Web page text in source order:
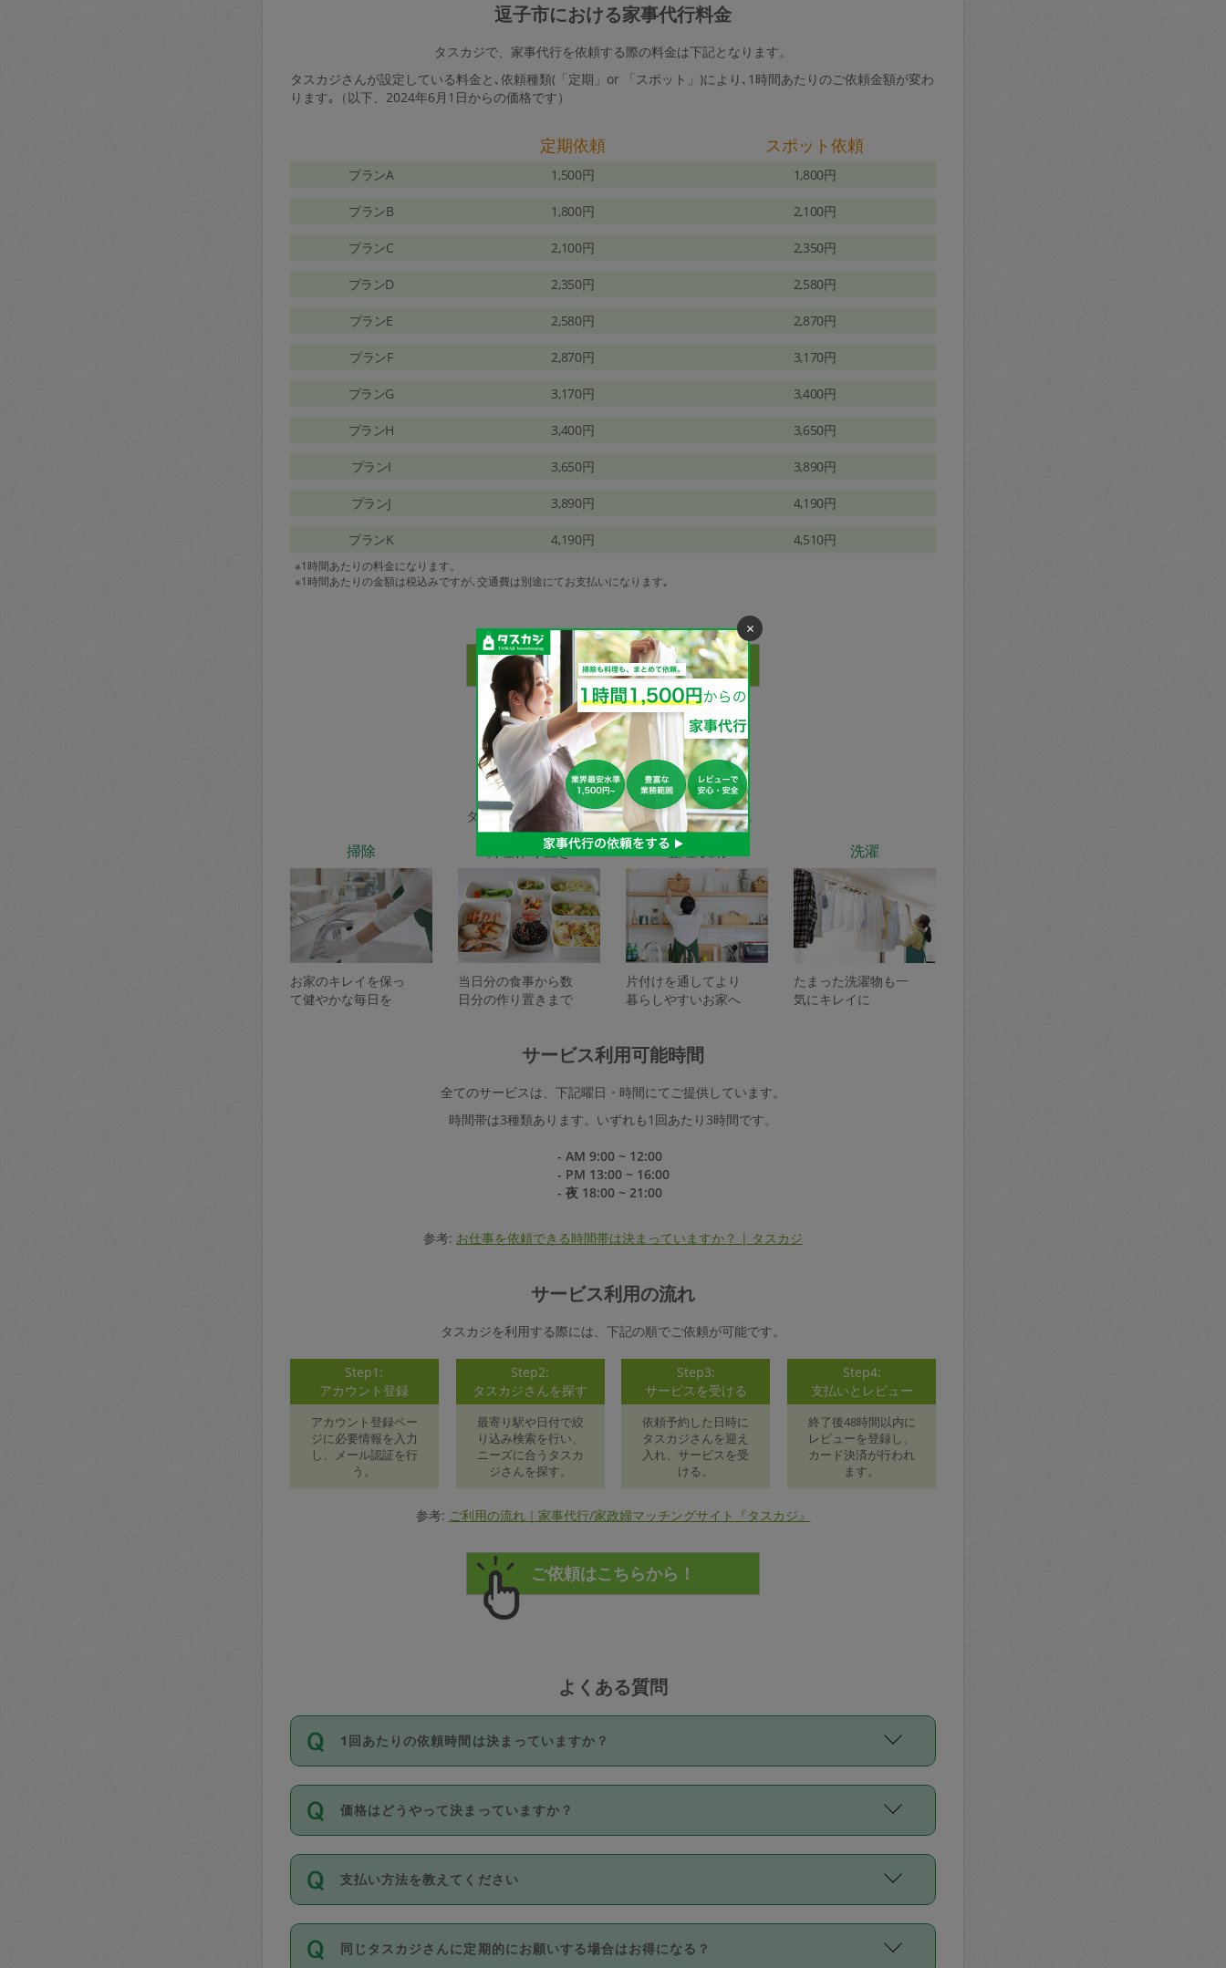
逗子市における家事代行料金
タスカジで、家事代行を依頼する際の料金は下記となります。
タスカジさんが設定している料金と､依頼種類(「定期」or 「スポット」)により､1時間あたりのご依頼金額が変わ
ります｡（以下、2024年6月1日からの価格です）
定期依頼 スポット依頼
プランA 1,500円 1,800円
プランB 1,800円 2,100円
プランC 2,100円 2,350円
プランD 2,350円 2,580円
プランE 2,580円 2,870円
プランF 2,870円 3,170円
プランG 3,170円 3,400円
プランH 3,400円 3,650円
プランI 3,650円 3,890円
プランJ 3,890円 4,190円
プランK 4,190円 4,510円
※1時間あたりの料金になります。
※1時間あたりの金額は税込みですが､交通費は別途にてお支払いになります｡
家事代行サービスの種類
タスカジで依頼できるサービスは下記となります。
掃除
お家のキレイを保っ
て健やかな毎日を
料理作り置き
当日分の食事から数
日分の作り置きまで
整理収納
片付けを通してより
暮らしやすいお家へ
洗濯
たまった洗濯物も一
気にキレイに
サービス利用可能時間
全てのサービスは、下記曜日・時間にてご提供しています。
時間帯は3種類あります。いずれも1回あたり3時間です。
- AM 9:00 ~ 12:00
- PM 13:00 ~ 16:00
- 夜 18:00 ~ 21:00
参考: お仕事を依頼できる時間帯は決まっていますか？ | タスカジ
サービス利用の流れ
タスカジを利用する際には、下記の順でご依頼が可能です。
Step1:
アカウント登録
アカウント登録ペー
ジに必要情報を入力
し、メール認証を行
う。
Step2:
タスカジさんを探す
最寄り駅や日付で絞
り込み検索を行い、
ニーズに合うタスカ
ジさんを探す。
Step3:
サービスを受ける
依頼予約した日時に
タスカジさんを迎え
入れ、サービスを受
ける。
Step4:
支払いとレビュー
終了後48時間以内に
レビューを登録し、
カード決済が行われ
ます。
参考: ご利用の流れ｜家事代行/家政婦マッチングサイト『タスカジ』
よくある質問
1回あたりの依頼時間は決まっていますか？
依頼1回につき3時間固定です。3時間を超えて依頼したい場合は、延長機能をご利用くださ
い。機能をご利用いただくには、タスカジさんに事前に相談し、合意の上事前申請すること
が必要です。なお、3時間を下回っても、値引き等はございません。
価格はどうやって決まっていますか？
11種類の価格帯の中からタスカジさん自身が価格を選んで設定しています。
タスカジさんの価格設定には最初は制限があり、レビュー件数、レビューの平均値、などで
除々に設定可能な最高額が上がっていく仕組みになっています。
支払い方法を教えてください
お支払方法はクレジットカード（Visa／Master／JCB／AMERICAN EXPRESS／Diners
Club）のみとなります。
同じタスカジさんに定期的にお願いする場合はお得になる？
×